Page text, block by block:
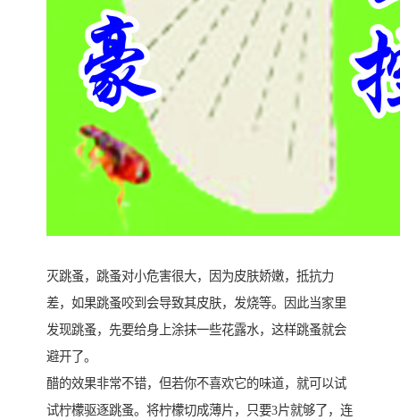
灭跳蚤，跳蚤对小危害很大，因为皮肤娇嫩，抵抗力
差，如果跳蚤咬到会导致其皮肤，发烧等。因此当家里
发现跳蚤，先要给身上涂抹一些花露水，这样跳蚤就会
避开了。
醋的效果非常不错，但若你不喜欢它的味道，就可以试
试柠檬驱逐跳蚤。将柠檬切成薄片，只要3片就够了，连